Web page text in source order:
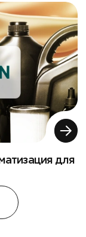
для